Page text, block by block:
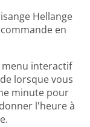
Hellange
en
interactif
lorsque vous
minute pour
l'heure à